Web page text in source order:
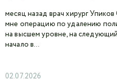
месяц назад врач хирург
мне операцию по удалению
на высшем уровне, на
начало в...
02.07.2026